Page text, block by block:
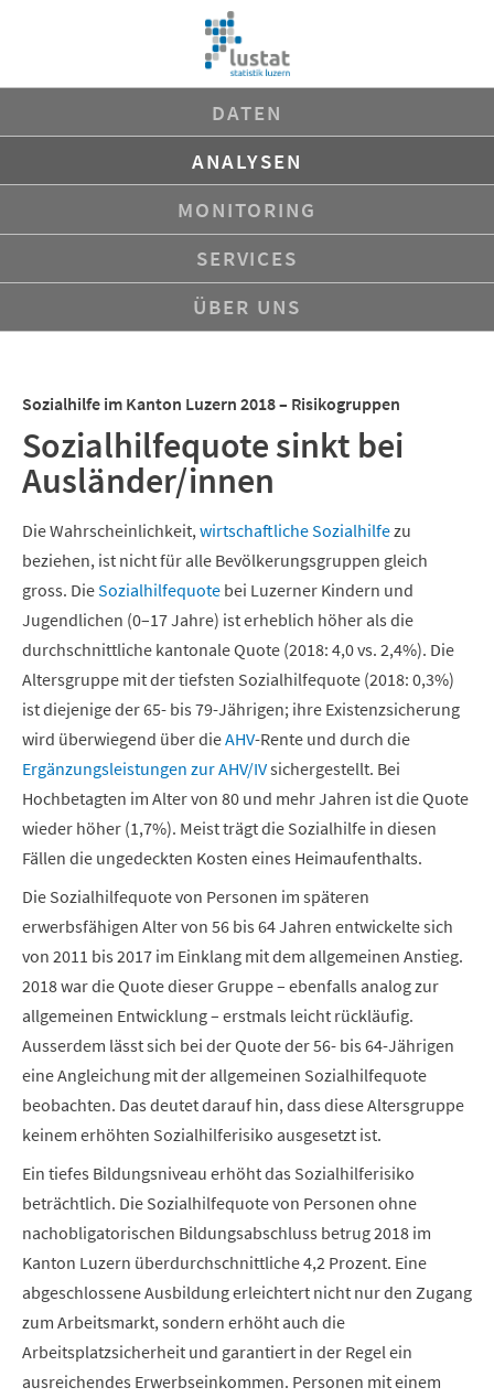
DATEN
ANALYSEN
MONITORING
SERVICES
ÜBER UNS
Sozialhilfe im Kanton Luzern 2018 – Risikogruppen
Sozialhilfequote sinkt bei
Ausländer/innen
Die Wahrscheinlichkeit, wirtschaftliche Sozialhilfezu
beziehen, ist nicht für alle Bevölkerungsgruppen gleich
gross. DieSozialhilfequote bei Luzerner Kindern und
Jugendlichen (0–17 Jahre) ist erheblich höher als die
durchschnittliche kantonale Quote (2018: 4,0 vs. 2,4%). Die
Altersgruppe mit der tiefsten Sozialhilfequote (2018: 0,3%)
ist diejenige der 65- bis 79-Jährigen; ihre Existenzsicherung
wird überwiegend über dieAHV-Rente und durch die
Ergänzungsleistungen zur AHV/IVsichergestellt. Bei
Hochbetagten im Alter von 80 und mehr Jahren ist die Quote
wieder höher (1,7%). Meist trägt die Sozialhilfe in diesen
Fällen die ungedeckten Kosten eines Heimaufenthalts.
Die Sozialhilfequote von Personen im späteren
erwerbsfähigen Alter von 56 bis 64 Jahren entwickelte sich
von 2011 bis 2017 im Einklang mit dem allgemeinen Anstieg.
2018 war die Quote dieser Gruppe – ebenfalls analog zur
allgemeinen Entwicklung – erstmals leicht rückläufig.
Ausserdem lässt sich bei der Quote der 56- bis 64-Jährigen
eine Angleichung mit der allgemeinen Sozialhilfequote
beobachten. Das deutet darauf hin, dass diese Altersgruppe
keinem erhöhten Sozialhilferisiko ausgesetzt ist.
Ein tiefes Bildungsniveau erhöht das Sozialhilferisiko
beträchtlich. Die Sozialhilfequote von Personen ohne
nachobligatorischen Bildungsabschluss betrug 2018 im
Kanton Luzern überdurchschnittliche 4,2 Prozent. Eine
abgeschlossene Ausbildung erleichtert nicht nur den Zugang
zum Arbeitsmarkt, sondern erhöht auch die
Arbeitsplatzsicherheit und garantiert in der Regel ein
ausreichendes Erwerbseinkommen. Personen mit einem